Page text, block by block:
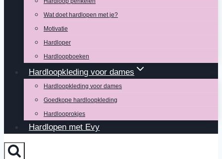
Wat doet hardlopen met je?
Motivatie
Hardloper
Hardloopboeken
Hardloopkleding voor dames
Hardloopkleding voor dames
Goedkope hardloopkleding
Hardlooprokjes
Hardlopen met Evy